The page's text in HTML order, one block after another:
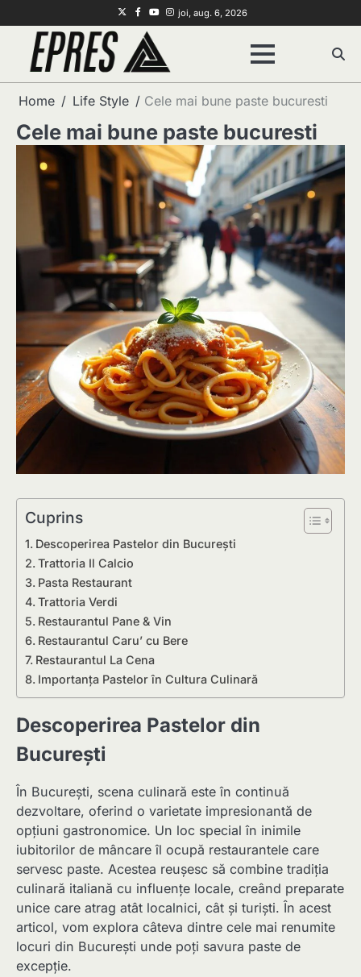
to
content
TwitterFacebook
Youtube
Instagram
joi, aug. 6, 2026
Home Life Style Cele mai bune paste bucuresti
Cele mai bune paste bucuresti
Cuprins
Descoperirea Pastelor din București
Trattoria Il Calcio
Pasta Restaurant
Trattoria Verdi
Restaurantul Pane & Vin
Restaurantul Caru’ cu Bere
Restaurantul La Cena
Importanța Pastelor în Cultura Culinară
Descoperirea Pastelor din
București
În București, scena culinară este în continuă
dezvoltare, oferind o varietate impresionantă de
opțiuni gastronomice. Un loc special în inimile
iubitorilor de mâncare îl ocupă restaurantele care
servesc paste. Acestea reușesc să combine tradiția
culinară italiană cu influențe locale, creând preparate
unice care atrag atât localnici, cât și turiști. În acest
articol, vom explora câteva dintre cele mai renumite
locuri din București unde poți savura paste de
excepție.